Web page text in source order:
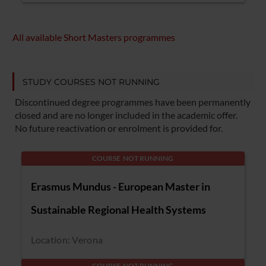
All available Short Masters programmes
STUDY COURSES NOT RUNNING
Discontinued degree programmes have been permanently
closed and are no longer included in the academic offer.
No future reactivation or enrolment is provided for.
COURSE NOT RUNNING
Erasmus Mundus - European Master in
Sustainable Regional Health Systems
Location: Verona